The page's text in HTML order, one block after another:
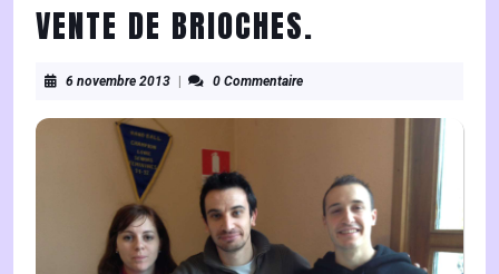
VENTE DE BRIOCHES.
6 novembre 20136
2013
0 Commentaire